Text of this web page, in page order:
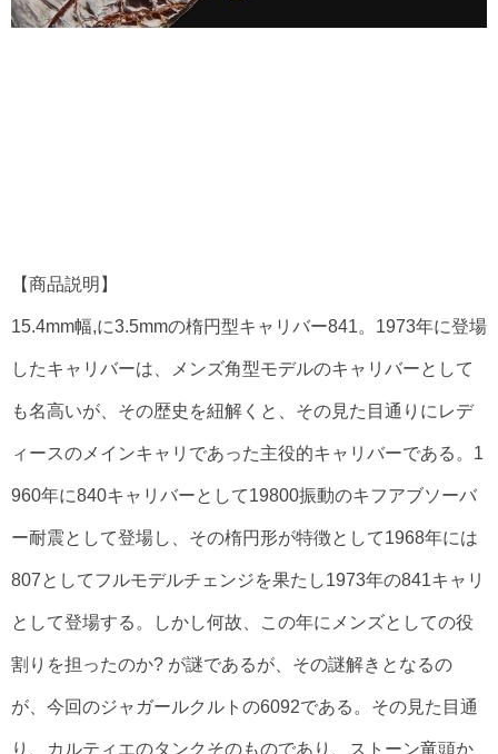
【商品説明】
15.4mm幅,に3.5mmの楕円型キャリバー841。1973年に登場
したキャリバーは、メンズ角型モデルのキャリバーとして
も名高いが、その歴史を紐解くと、その見た目通りにレデ
ィースのメインキャリであった主役的キャリバーである。1
960年に840キャリバーとして19800振動のキフアブソーバ
ー耐震として登場し、その楕円形が特徴として1968年には
807としてフルモデルチェンジを果たし1973年の841キャリ
として登場する。しかし何故、この年にメンズとしての役
割りを担ったのか? が謎であるが、その謎解きとなるの
が、今回のジャガールクルトの6092である。その見た目通
り、カルティエのタンクそのものであり、ストーン竜頭か